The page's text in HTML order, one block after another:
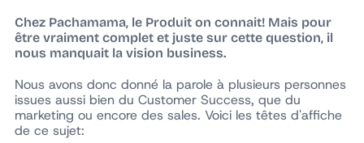
Chez Pachamama, le Produit on connait! Mais pour
être vraiment complet et juste sur cette question, il
nous manquait la vision business.
Nous avons donc donné la parole à plusieurs personnes
issues aussi bien du Customer Success, que du
marketing ou encore des sales. Voici les têtes d'affiche
de ce sujet: